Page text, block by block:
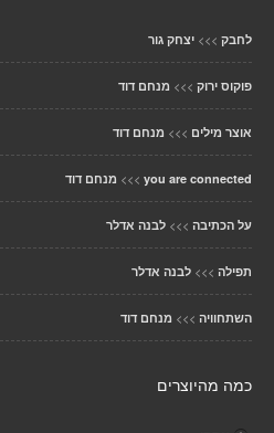
לחבק >>> יצחק גור
פוקוס ירוק >>> מנחם דוד
אוצר מילים >>> מנחם דוד
you are connected
>>> מנחם דוד
על הכתיבה >>> לבנה אדלר
תפילה >>> לבנה אדלר
השתחוויה >>> מנחם דוד
כמה מהיוצרים